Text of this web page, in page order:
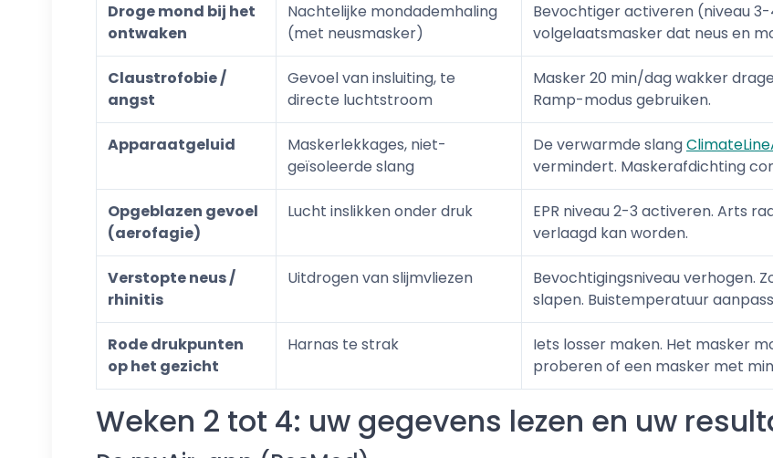
Droge mond bij het
ontwaken
Nachtelijke mondademhaling
(met neusmasker)
Bevochtiger activeren (niveau
volgelaatsmasker dat neus en
Claustrofobie /
angst
Gevoel van insluiting, te
directe luchtstroom
Masker 20 min/dag wakker
Ramp-modus gebruiken.
Apparaatgeluid
Maskerlekkages, niet-
geïsoleerde slang
De verwarmde slang
vermindert. Maskerafdichting
Opgeblazen gevoel
(aerofagie)
Lucht inslikken onder druk
EPR niveau 2-3 activeren. Arts
verlaagd kan worden.
Verstopte neus /
rhinitis
Uitdrogen van slijmvliezen
Bevochtigingsniveau verhogen.
slapen. Buistemperatuur
Rode drukpunten
op het gezicht
Harnas te strak
Iets losser maken. Het masker
proberen of een masker met
Weken 2 tot 4: uw gegevens lezen en uw